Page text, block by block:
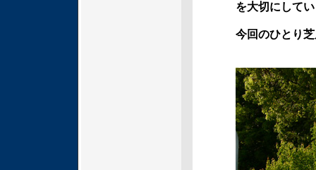
を大切にして
今回のひとり